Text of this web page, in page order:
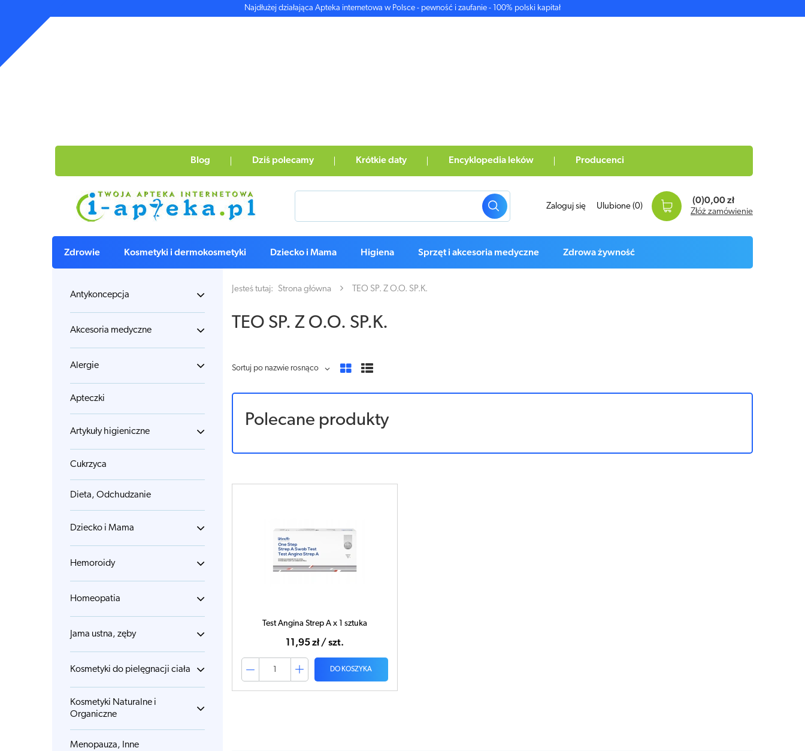
Najdłużej działająca Apteka internetowa w Polsce - pewność i zaufanie - 100% polski kapitał
Blog Dziś polecamy Krótkie daty Encyklopedia leków Producenci
Zaloguj się Ulubione (0)
(0)0,00 zł
Złóż zamówienie
Zdrowie Kosmetyki i dermokosmetyki Dziecko i Mama Higiena Sprzęt i akcesoria medyczne Zdrowa żywność
Antykoncepcja
Akcesoria medyczne
Alergie
Apteczki
Artykuły higieniczne
Cukrzyca
Dieta, Odchudzanie
Dziecko i Mama
Hemoroidy
Homeopatia
Jama ustna, zęby
Kosmetyki do pielęgnacji ciała
Kosmetyki Naturalne i
Organiczne
Menopauza, Inne
Jesteś tutaj: Strona główna TEO SP. Z O.O. SP.K.
TEO SP. Z O.O. SP.K.
Sortuj po nazwie rosnąco
Polecane produkty
Test Angina Strep A x 1 sztuka
11,95 zł / szt.
DO KOSZYKA